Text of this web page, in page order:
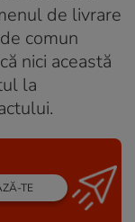
de livrare
comun
nici această
la
TE